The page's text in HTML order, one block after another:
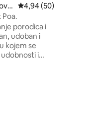
Prosječna ocjena:
4,94 (50)
Poa.
porodica i
i
kojem se
i